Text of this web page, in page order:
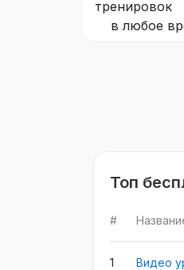
тренировок
в любое
Топ
#
1
Видео